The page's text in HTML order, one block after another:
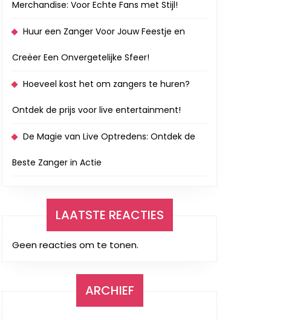
Merchandise: Voor Echte Fans met Stijl!
Huur een Zanger Voor Jouw Feestje en
Creëer Een Onvergetelijke Sfeer!
Hoeveel kost het om zangers te huren?
Ontdek de prijs voor live entertainment!
De Magie van Live Optredens: Ontdek de
Beste Zanger in Actie
LAATSTE REACTIES
Geen reacties om te tonen.
ARCHIEF